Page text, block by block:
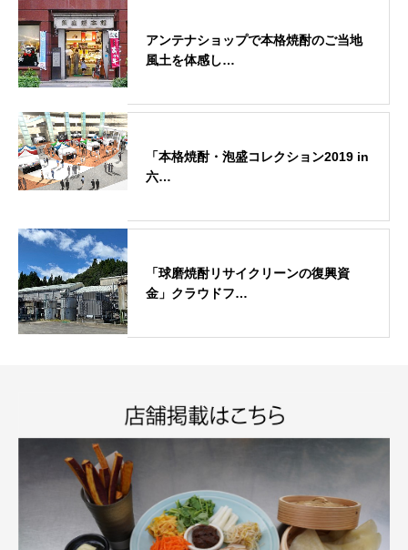
アンテナショップで本格焼酎のご当地
風土を体感し…
「本格焼酎・泡盛コレクション2019 in
六…
「球磨焼酎リサイクリーンの復興資
金」クラウドフ…